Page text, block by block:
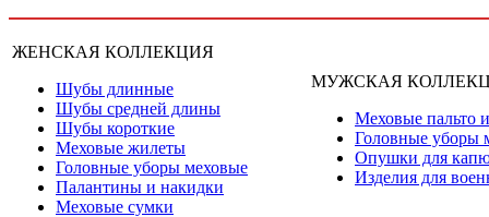
ЖЕНСКАЯ КОЛЛЕКЦИЯ
Шубы длинные
Шубы средней длины
Шубы короткие
Меховые жилеты
Головные уборы меховые
Палантины и накидки
Меховые сумки
МУЖСКАЯ
Меховые пальто
Головные уборы
Опушки для
Изделия для